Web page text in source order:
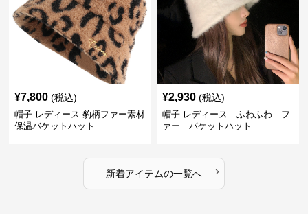
¥7,800 (税込)
帽子 レディース 豹柄ファー素材
保温バケットハット
¥2,930 (税込)
帽子 レディース ふわふわ フ
ァー バケットハット
新着アイテムの一覧へ ›